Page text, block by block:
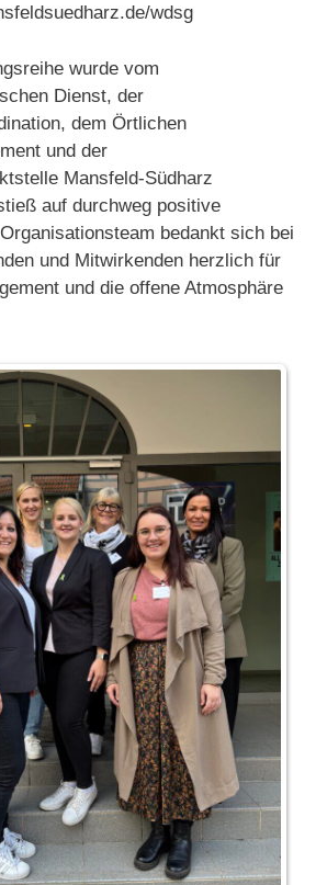
wdsg
wurde vom
Dienst, der
dem Örtlichen
und der
Mansfeld-Südharz
auf durchweg positive
bedankt sich bei
und Mitwirkenden herzlich für
und die offene Atmosphäre
für Kommunalakteure in